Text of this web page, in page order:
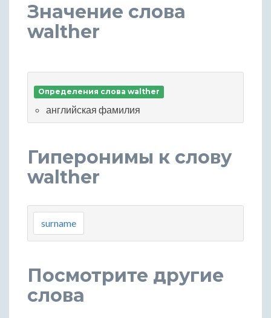
Значение слова
walther
Определения слова walther
английская фамилия
Гиперонимы к слову
walther
surname
Посмотрите другие
слова